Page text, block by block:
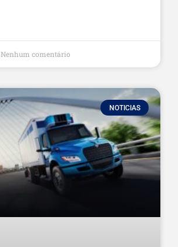
Nenhum comentário
NOTICIAS